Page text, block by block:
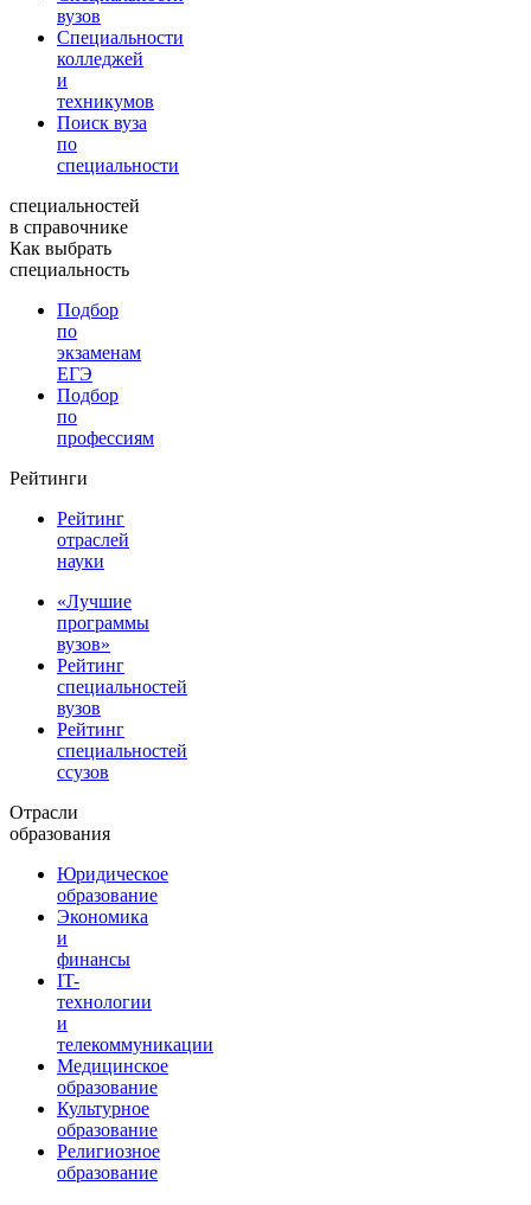
вузов
Специальности
колледжей
и
техникумов
Поиск вуза
по
специальности
специальностей
в справочнике
Как выбрать
специальность
Подбор
по
экзаменам
ЕГЭ
Подбор
по
профессиям
Рейтинги
Рейтинг
отраслей
науки
«Лучшие
программы
вузов»
Рейтинг
специальностей
вузов
Рейтинг
специальностей
ссузов
Отрасли
образования
Юридическое
образование
Экономика
и
финансы
IT-
технологии
и
телекоммуникации
Медицинское
образование
Культурное
образование
Религиозное
образование